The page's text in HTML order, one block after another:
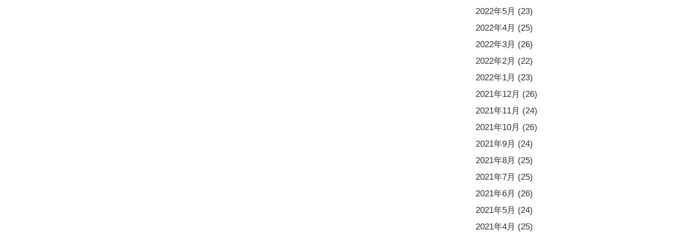
2022年5月 (23)
2022年4月 (25)
2022年3月 (26)
2022年2月 (22)
2022年1月 (23)
2021年12月 (26)
2021年11月 (24)
2021年10月 (26)
2021年9月 (24)
2021年8月 (25)
2021年7月 (25)
2021年6月 (26)
2021年5月 (24)
2021年4月 (25)